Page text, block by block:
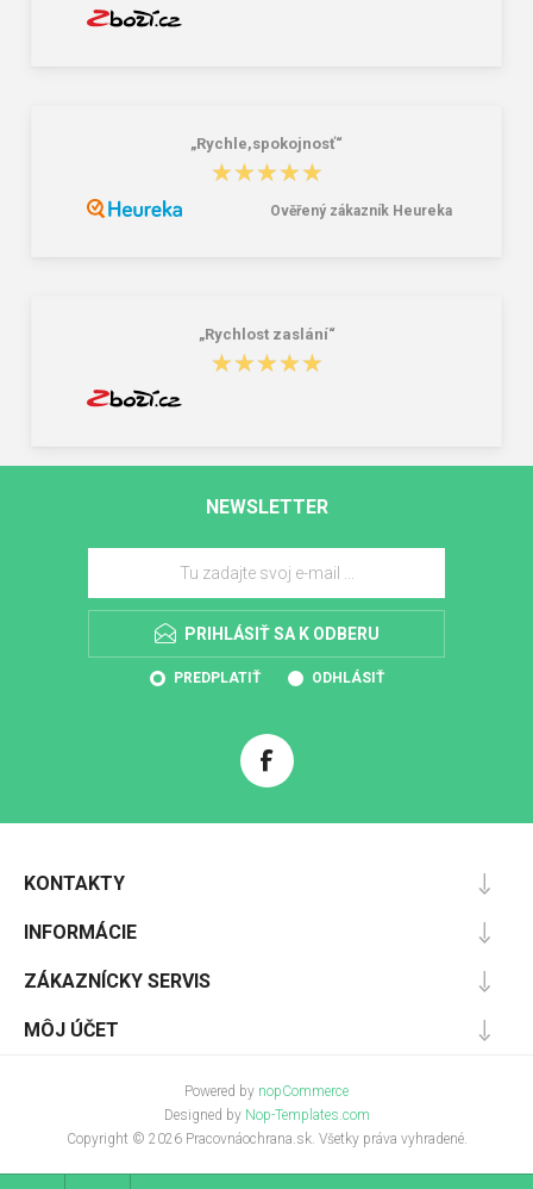
„Rychle,spokojnosť“
★★★★★
★★★★★
Ověřený zákazník Heureka
„Rychlost zaslání“
★★★★★
★★★★★
NEWSLETTER
PRIHLÁSIŤ SA K ODBERU
PREDPLATIŤ ODHLÁSIŤ
KONTAKTY
INFORMÁCIE
ZÁKAZNÍCKY SERVIS
MÔJ ÚČET
Powered by nopCommerce
Designed by Nop-Templates.com
Copyright © 2026 Pracovnáochrana.sk. Všetky práva vyhradené.